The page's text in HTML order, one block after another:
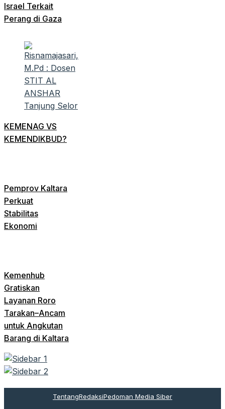
Israel Terkait
Perang di Gaza
KEMENAG VS
KEMENDIKBUD?
Pemprov Kaltara
Perkuat
Stabilitas
Ekonomi
Kemenhub
Gratiskan
Layanan Roro
Tarakan–Ancam
untuk Angkutan
Barang di Kaltara
TentangRedaksiPedoman Media Siber